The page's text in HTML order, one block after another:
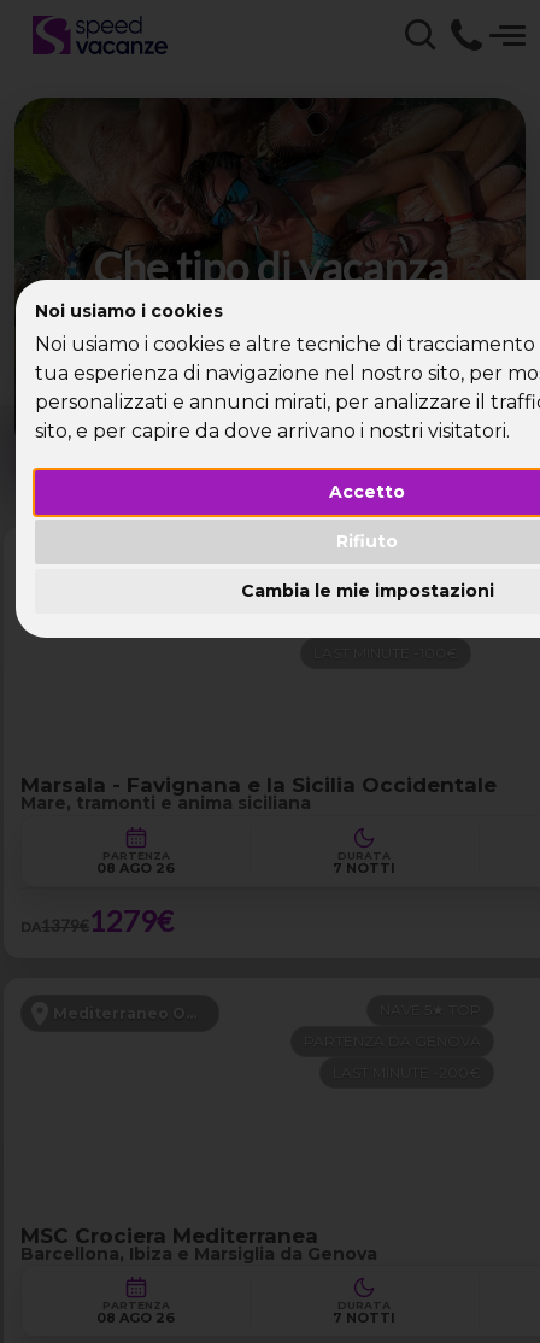
Noi usiamo i cookies
Noi usiamo i cookies e altre tecniche di
tua esperienza di navigazione nel nostro sito, per
personalizzati e annunci mirati, per analizzare il
sito, e per capire da dove arrivano i nostri visitatori.
Accetto
Rifiuto
Cambia le mie impostazioni
Che tipo di vacanza
cerchi?
Scegli la tua destinazione tra le diverse proposte
di Speed Vacanze®
Dove? Quando?
Marsala - Sicilia Occidentale
FERRAGOSTO
Marsala - Favignana e la Sicilia Occidentale
Mare, tramonti e anima siciliana
PARTENZA
08 AGO 26
DURATA
7 NOTTI
DA1379€1279€
Mediterraneo Occidentale
MSC Crociera Mediterranea
Barcellona, Ibiza e Marsiglia da Genova
PARTENZA
08 AGO 26
DURATA
7 NOTTI